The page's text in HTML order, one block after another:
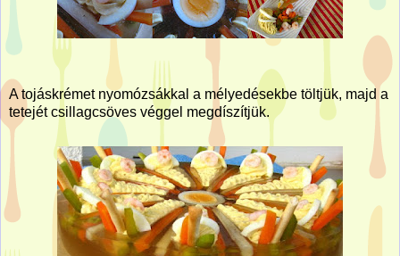
A tojáskrémet nyomózsákkal a mélyedésekbe töltjük, majd a
tetejét csillagcsöves véggel megdíszítjük.